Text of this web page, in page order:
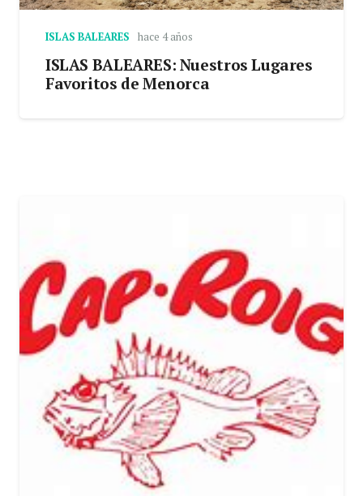
ISLAS BALEARES hace 4 años
ISLAS BALEARES: Nuestros Lugares
Favoritos de Menorca